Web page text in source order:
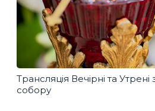
Трансляція Вечірні та
собору